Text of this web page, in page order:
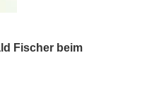
Fischer beim